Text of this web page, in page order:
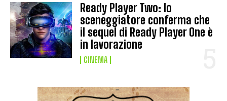
Ready Player Two: lo
sceneggiatore conferma che
il sequel di Ready Player One è
in lavorazione
CINEMA